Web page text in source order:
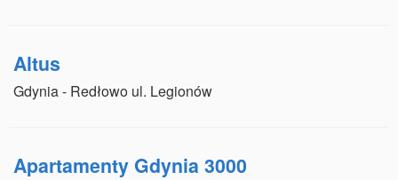
Altus
Gdynia - Redłowo ul. Legionów
Apartamenty Gdynia 3000